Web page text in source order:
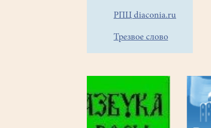
РПЦ diaconia.ru
Трезвое слово